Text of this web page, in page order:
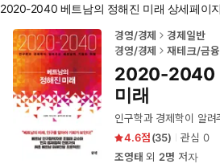
홈
로
이
동
2020-2040 베트남의 정해진 미래 상세페이지
경영/경제
경제일반
경영/경제
재테크/금
2020-2040
미래
인구학과 경제학이 알
4.6
(35) 관심 0
조영태 외 2명 저자